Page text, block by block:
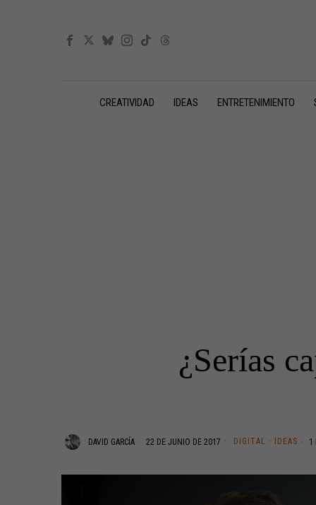
CREATIVIDAD IDEAS ENTRETENIMIENTO
¿Serías
DAVID GARCÍA 22 DE JUNIO DE 2017 DIGITAL · IDEAS 1